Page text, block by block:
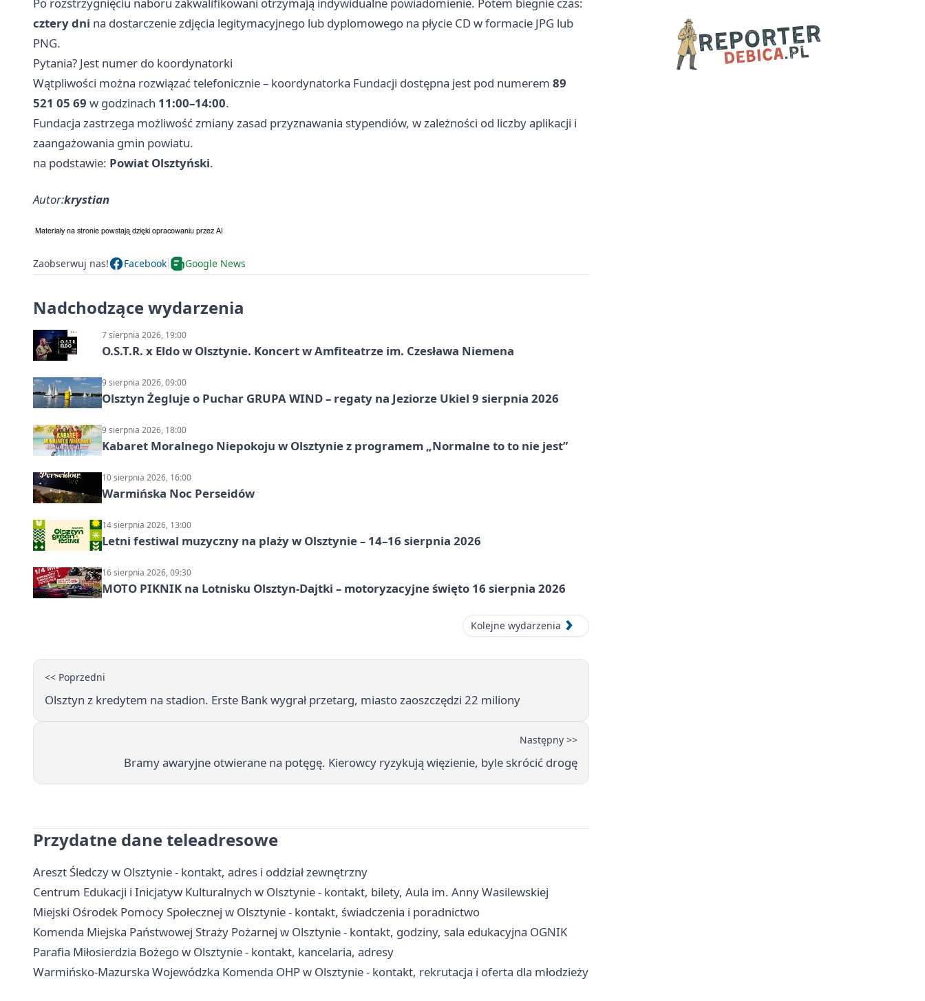
cztery dni na dostarczenie zdjęcia legitymacyjnego lub dyplomowego na płycie CD w formacie JPG lub
PNG.
Pytania? Jest numer do koordynatorki
Wątpliwości można rozwiązać telefonicznie – koordynatorka Fundacji dostępna jest pod numerem 89
521 05 69 w godzinach 11:00–14:00.
Fundacja zastrzega możliwość zmiany zasad przyznawania stypendiów, w zależności od liczby aplikacji i
zaangażowania gmin powiatu.
na podstawie: Powiat Olsztyński.
Autor:krystian
Zaobserwuj nas! Facebook Google News
Nadchodzące wydarzenia
7 sierpnia 2026, 19:00
O.S.T.R. x Eldo w Olsztynie. Koncert w Amfiteatrze im. Czesława Niemena
9 sierpnia 2026, 09:00
Olsztyn Żegluje o Puchar GRUPA WIND – regaty na Jeziorze Ukiel 9 sierpnia 2026
9 sierpnia 2026, 18:00
Kabaret Moralnego Niepokoju w Olsztynie z programem „Normalne to to nie jest”
10 sierpnia 2026, 16:00
Warmińska Noc Perseidów
14 sierpnia 2026, 13:00
Letni festiwal muzyczny na plaży w Olsztynie – 14–16 sierpnia 2026
16 sierpnia 2026, 09:30
MOTO PIKNIK na Lotnisku Olsztyn-Dajtki – motoryzacyjne święto 16 sierpnia 2026
Kolejne wydarzenia
<< Poprzedni
Olsztyn z kredytem na stadion. Erste Bank wygrał przetarg, miasto zaoszczędzi 22 miliony
Następny >>
Bramy awaryjne otwierane na potęgę. Kierowcy ryzykują więzienie, byle skrócić drogę
Przydatne dane teleadresowe
Areszt Śledczy w Olsztynie - kontakt, adres i oddział zewnętrzny
Centrum Edukacji i Inicjatyw Kulturalnych w Olsztynie - kontakt, bilety, Aula im. Anny Wasilewskiej
Miejski Ośrodek Pomocy Społecznej w Olsztynie - kontakt, świadczenia i poradnictwo
Komenda Miejska Państwowej Straży Pożarnej w Olsztynie - kontakt, godziny, sala edukacyjna OGNIK
Parafia Miłosierdzia Bożego w Olsztynie - kontakt, kancelaria, adresy
Warmińsko-Mazurska Wojewódzka Komenda OHP w Olsztynie - kontakt, rekrutacja i oferta dla młodzieży